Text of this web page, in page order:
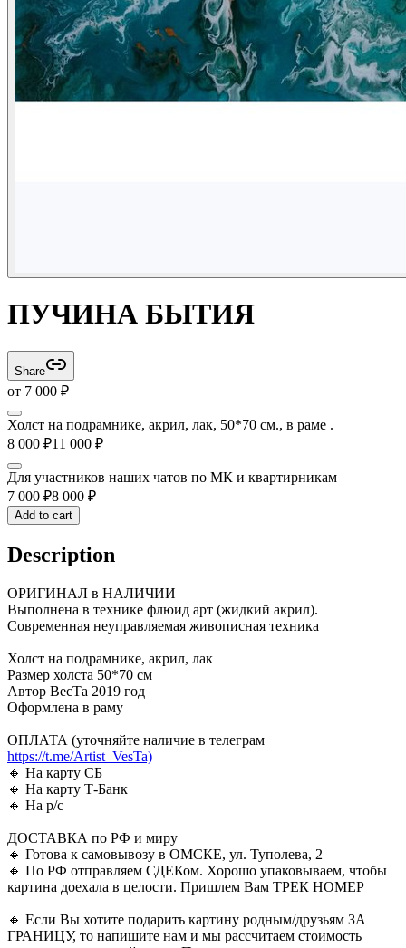
ПУЧИНА БЫТИЯ
Share
от 7 000 ₽
Холст на подрамнике, акрил, лак, 50*70 см., в раме .
8 000 ₽11 000 ₽
Для участников наших чатов по МК и квартирникам
7 000 ₽8 000 ₽
Add to cart
Description
ОРИГИНАЛ в НАЛИЧИИ
Выполнена в технике флюид арт (жидкий акрил).
Современная неуправляемая живописная техника
Холст на подрамнике, акрил, лак
Размер холста 50*70 см
Автор ВесТа 2019 год
Оформлена в раму
ОПЛАТА (уточняйте наличие в телеграм
https://t.me/Artist_VesTa)
🔸 На карту СБ
🔸 На карту Т-Банк
🔸 На р/с
ДОСТАВКА по РФ и миру
🔸 Готова к самовывозу в ОМСКЕ, ул. Туполева, 2
🔸 По РФ отправляем СДЕКом. Хорошо упаковываем, чтобы
картина доехала в целости. Пришлем Вам ТРЕК НОМЕР
🔸 Если Вы хотите подарить картину родным/друзьям ЗА
ГРАНИЦУ, то напишите нам и мы рассчитаем стоимость